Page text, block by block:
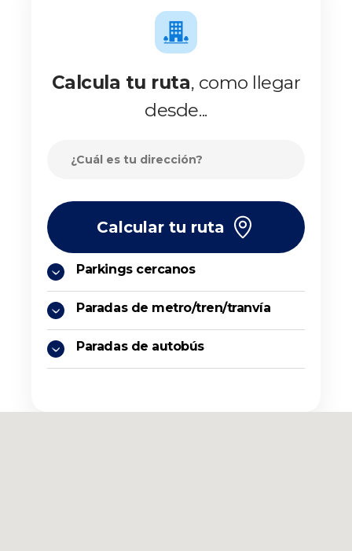
Calcula tu ruta, como llegar
desde...
Calcular tu ruta
Parkings cercanos
Paradas de metro/tren/tranvía
Paradas de autobús